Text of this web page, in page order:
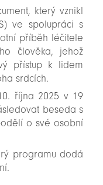
který vznikl
ve spolupráci s
příběh léčitele
člověka, jehož
přístup k lidem
srdcích.
října 2025 v 19
beseda s
o své osobní
programu dodá